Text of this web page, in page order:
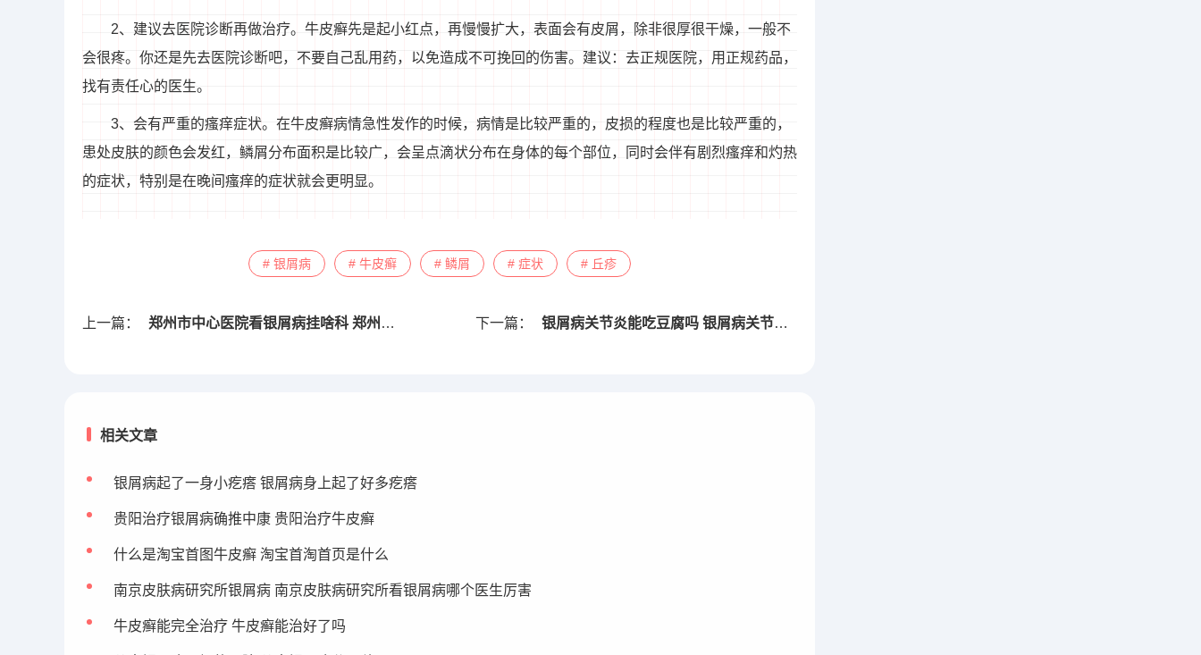
2、建议去医院诊断再做治疗。牛皮癣先是起小红点，再慢慢扩大，表面会有皮屑，除非很厚很干燥，一般不
会很疼。你还是先去医院诊断吧，不要自己乱用药，以免造成不可挽回的伤害。建议：去正规医院，用正规药品，
找有责任心的医生。
3、会有严重的瘙痒症状。在牛皮癣病情急性发作的时候，病情是比较严重的，皮损的程度也是比较严重的，
患处皮肤的颜色会发红，鳞屑分布面积是比较广，会呈点滴状分布在身体的每个部位，同时会伴有剧烈瘙痒和灼热
的症状，特别是在晚间瘙痒的症状就会更明显。
# 银屑病 # 牛皮癣 # 鳞屑 # 症状 # 丘疹
上一篇： 郑州市中心医院看银屑病挂啥科 郑州市银屑病研究中心怎么样 下一篇： 银屑病关节炎能吃豆腐吗 银屑病关节炎能吃螃蟹吗
相关文章
银屑病起了一身小疙瘩 银屑病身上起了好多疙瘩
贵阳治疗银屑病确推中康 贵阳治疗牛皮癣
什么是淘宝首图牛皮癣 淘宝首淘首页是什么
南京皮肤病研究所银屑病 南京皮肤病研究所看银屑病哪个医生厉害
牛皮癣能完全治疗 牛皮癣能治好了吗